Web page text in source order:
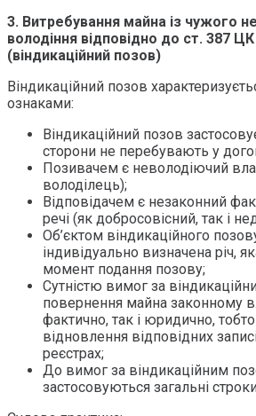
3. Витребування майна із чужого
володіння відповідно до ст. 387 ЦК
(віндикаційний позов)
Віндикаційний позов
ознаками:
Віндикаційний позов
сторони не перебувають у
Позивачем є неволодіючий
володілець);
Відповідачем є незаконний
речі (як добросовісний, так і
Об’єктом віндикаційного
індивідуально визначена річ,
момент подання позову;
Сутністю вимог за
повернення майна законному
фактично, так і юридично,
відновлення відповідних
реєстрах;
До вимог за віндикаційним
застосовуються загальні